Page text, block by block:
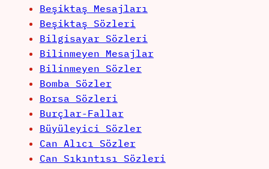
Beşiktaş Mesajları
Beşiktaş Sözleri
Bilgisayar Sözleri
Bilinmeyen Mesajlar
Bilinmeyen Sözler
Bomba Sözler
Borsa Sözleri
Burçlar-Fallar
Büyüleyici Sözler
Can Alıcı Sözler
Can Sıkıntısı Sözleri